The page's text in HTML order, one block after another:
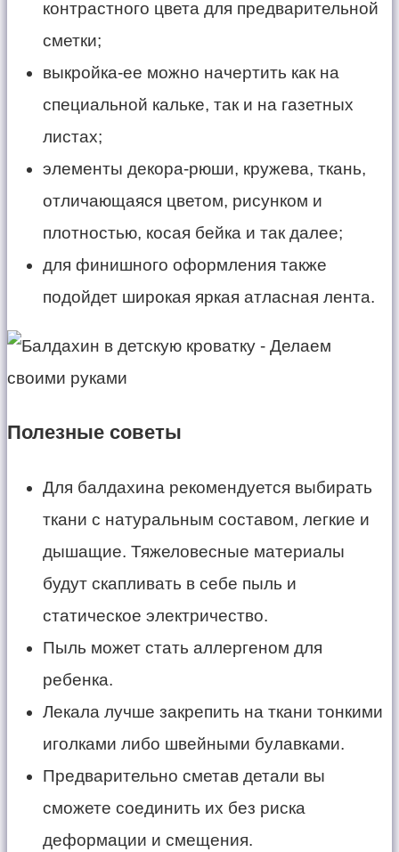
контрастного цвета для предварительной
сметки;
выкройка-ее можно начертить как на
специальной кальке, так и на газетных
листах;
элементы декора-рюши, кружева, ткань,
отличающаяся цветом, рисунком и
плотностью, косая бейка и так далее;
для финишного оформления также
подойдет широкая яркая атласная лента.
Полезные советы
Для балдахина рекомендуется выбирать
ткани с натуральным составом, легкие и
дышащие. Тяжеловесные материалы
будут скапливать в себе пыль и
статическое электричество.
Пыль может стать аллергеном для
ребенка.
Лекала лучше закрепить на ткани тонкими
иголками либо швейными булавками.
Предварительно сметав детали вы
сможете соединить их без риска
деформации и смещения.